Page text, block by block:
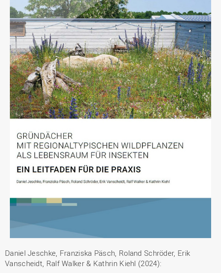
Daniel Jeschke, Franziska Päsch, Roland Schröder, Erik
Vanscheidt, Ralf Walker & Kathrin Kiehl (2024):